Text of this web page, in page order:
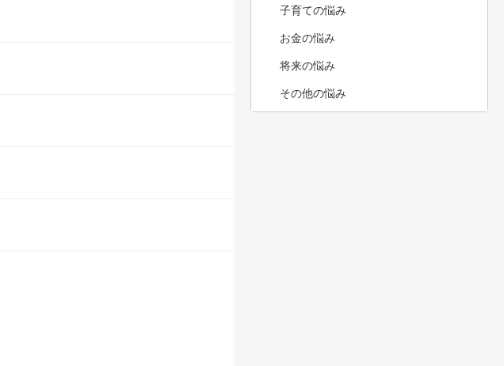
子育ての悩み
お金の悩み
将来の悩み
その他の悩み